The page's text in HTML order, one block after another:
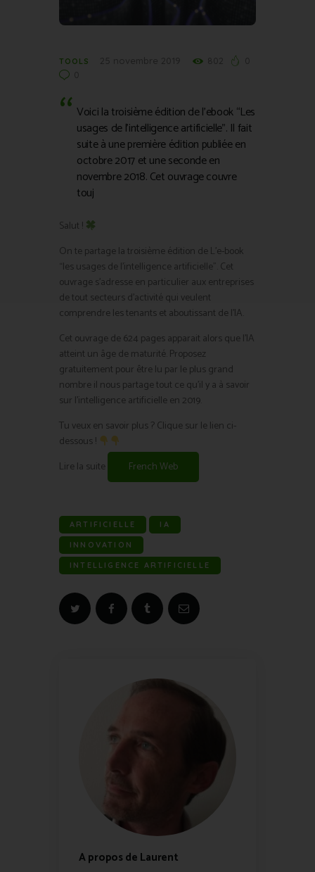
TOOLS
Voici la troisième édition de l’ebook “Les
usages de l’intelligence artificielle”. Il fait
suite à une première édition publiée en
octobre 2017 et une seconde en
novembre 2018. Cet ouvrage couvre
touj
Salut !
On te partage la troisième édition de L’e-book
“les usages de l’intelligence artificielle”. Cet
ouvrage s’adresse en particulier aux entreprises
de tout secteurs d’activité qui veulent
comprendre les tenants et aboutissant de l’IA.
Cet ouvrage de 624 pages apparait alors que l’IA
atteint un âge de maturité. Proposez
gratuitement pour être lu par le plus grand
nombre il nous partage tout ce qu’il y a à savoir
sur l’intelligence artificielle en 2019.
Tu veux en savoir plus ? Clique sur le lien ci-
dessous !
Lire la suite
French Web
ARTIFICIELLE IA
INNOVATION
INTELLIGENCE ARTIFICIELLE
A propos de Laurent